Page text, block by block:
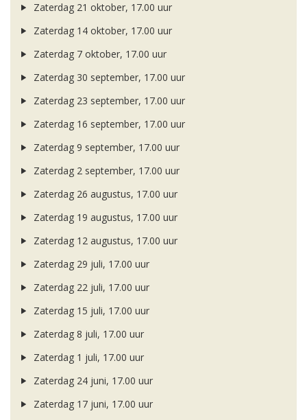
Zaterdag 21 oktober, 17.00 uur
Zaterdag 14 oktober, 17.00 uur
Zaterdag 7 oktober, 17.00 uur
Zaterdag 30 september, 17.00 uur
Zaterdag 23 september, 17.00 uur
Zaterdag 16 september, 17.00 uur
Zaterdag 9 september, 17.00 uur
Zaterdag 2 september, 17.00 uur
Zaterdag 26 augustus, 17.00 uur
Zaterdag 19 augustus, 17.00 uur
Zaterdag 12 augustus, 17.00 uur
Zaterdag 29 juli, 17.00 uur
Zaterdag 22 juli, 17.00 uur
Zaterdag 15 juli, 17.00 uur
Zaterdag 8 juli, 17.00 uur
Zaterdag 1 juli, 17.00 uur
Zaterdag 24 juni, 17.00 uur
Zaterdag 17 juni, 17.00 uur